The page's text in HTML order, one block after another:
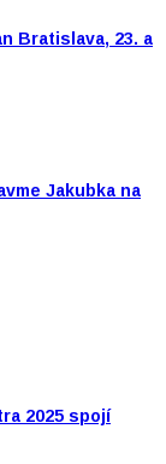
Bratislava, 23. a
Jakubka na
2025 spojí